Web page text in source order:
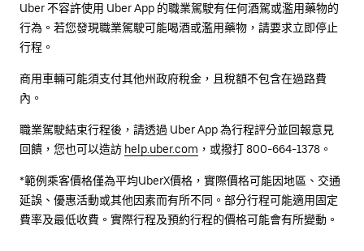
Uber 不容許使用 Uber App 的職業駕駛有任何酒駕或濫用藥物的
行為。若您發現職業駕駛可能喝酒或濫用藥物，請要求立即停止
行程。
商用車輛可能須支付其他州政府稅金，且稅額不包含在過路費
內。
職業駕駛結束行程後，請透過 Uber App 為行程評分並回報意見
回饋，您也可以造訪 help.uber.com ，或撥打 800-664-1378。
*範例乘客價格僅為平均UberX價格，實際價格可能因地區、交通
延誤、優惠活動或其他因素而有所不同。部分行程可能適用固定
費率及最低收費。實際行程及預約行程的價格可能會有所變動。